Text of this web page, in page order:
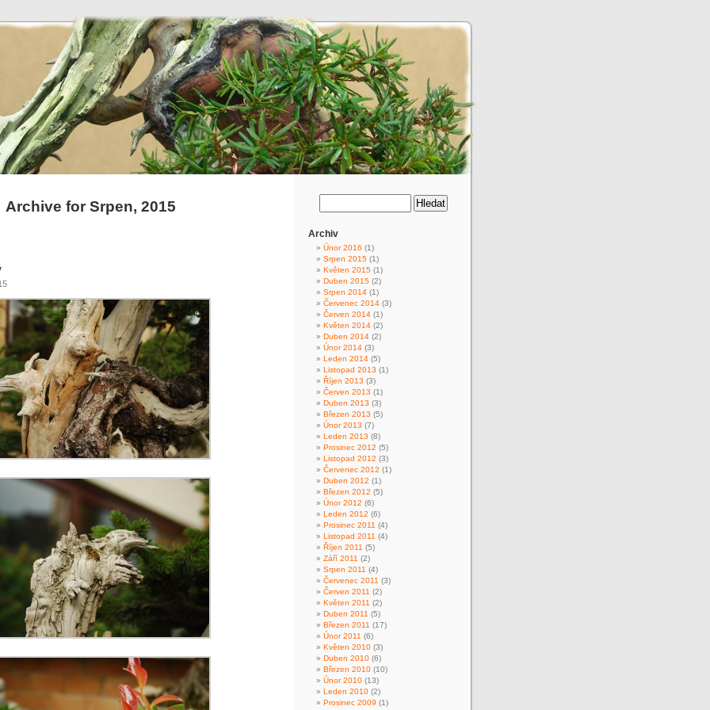
Archive for Srpen, 2015
Archiv
Únor 2016 (1)
Srpen 2015 (1)
Květen 2015 (1)
Duben 2015 (2)
Srpen 2014 (1)
Červenec 2014 (3)
Červen 2014 (1)
Květen 2014 (2)
Duben 2014 (2)
Únor 2014 (3)
Leden 2014 (5)
Listopad 2013 (1)
Říjen 2013 (3)
Červen 2013 (1)
Duben 2013 (3)
Březen 2013 (5)
Únor 2013 (7)
Leden 2013 (8)
Prosinec 2012 (5)
Listopad 2012 (3)
Červenec 2012 (1)
Duben 2012 (1)
Březen 2012 (5)
Únor 2012 (6)
Leden 2012 (6)
Prosinec 2011 (4)
Listopad 2011 (4)
Říjen 2011 (5)
Září 2011 (2)
Srpen 2011 (4)
Červenec 2011 (3)
Červen 2011 (2)
Květen 2011 (2)
Duben 2011 (5)
Březen 2011 (17)
Únor 2011 (6)
Květen 2010 (3)
Duben 2010 (6)
Březen 2010 (10)
Únor 2010 (13)
Leden 2010 (2)
Prosinec 2009 (1)